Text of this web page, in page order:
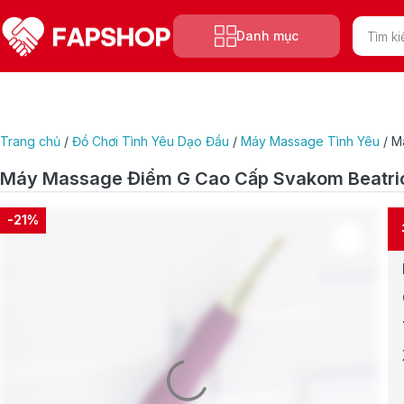
Danh mục
Tìm
kiếm
sản
Trang chủ / Đồ Chơi Tình Yêu Dạo Đầu / Máy Massage Tình Yêu /
Máy Massage Điểm G Cao Cấp Svakom
-21%